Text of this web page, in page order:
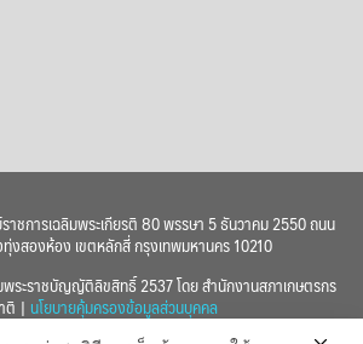
าชการเฉลิมพระเกียรติ 80 พรรษา 5 ธันวาคม 2550 ถนน
งสองห้อง เขตหลักสี่ กรุงเทพมหานคร 10210
ะราชบัญญัติลิขสิทธิ์ 2537 โดย สำนักงานสภาเกษตรกร
ติ | นโยบายคุ้มครองข้อมูลส่วนบุคคล